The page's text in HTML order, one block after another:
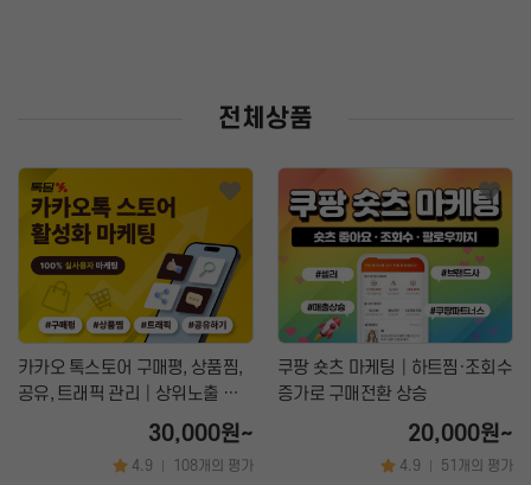
전체상품
카카오 톡스토어 구매평, 상품찜,
공유, 트래픽 관리│상위노출 마
30,000원~
4.9 108개의 평가
쿠팡 숏츠 마케팅│하트찜·조회수
증가로 구매전환 상승
20,000원~
4.9 51개의 평가